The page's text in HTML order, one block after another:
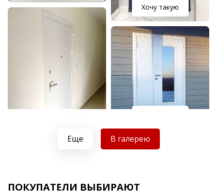
Хочу такую
Хочу такую
Еще В галерею
ПОКУПАТЕЛИ ВЫБИРАЮТ